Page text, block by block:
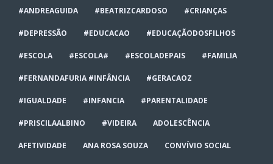
#ANDREAGUIDA #BEATRIZCARDOSO #CRIANÇAS
#DEPRESSÃO #EDUCACAO #EDUCAÇÃODOSFILHOS
#ESCOLA #ESCOLA# #ESCOLADEPAIS #FAMILIA
#FERNANDAFURIA #INFÂNCIA #GERACAOZ
#IGUALDADE #INFANCIA #PARENTALIDADE
#PRISCILAALBINO #VIDEIRA ADOLESCÊNCIA
AFETIVIDADE ANA ROSA SOUZA CONVÍVIO SOCIAL